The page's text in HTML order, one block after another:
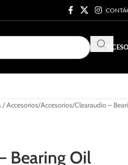
/ Accesorios Accesorios Clearaudio –
Bearing Oil